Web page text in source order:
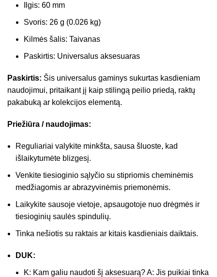
Ilgis: 60 mm
Svoris: 26 g (0.026 kg)
Kilmės šalis: Taivanas
Paskirtis: Universalus aksesuaras
Paskirtis: Šis universalus gaminys sukurtas kasdieniam
naudojimui, pritaikant jį kaip stilingą peilio priedą, raktų
pakabuką ar kolekcijos elementą.
Priežiūra / naudojimas:
Reguliariai valykite minkšta, sausa šluoste, kad
išlaikytumėte blizgesį.
Venkite tiesioginio sąlyčio su stipriomis cheminėmis
medžiagomis ar abrazyvinėmis priemonėmis.
Laikykite sausoje vietoje, apsaugotoje nuo drėgmės ir
tiesioginių saulės spindulių.
Tinka nešiotis su raktais ar kitais kasdieniais daiktais.
DUK:
K: Kam galiu naudoti šį aksesuarą? A: Jis puikiai tinka